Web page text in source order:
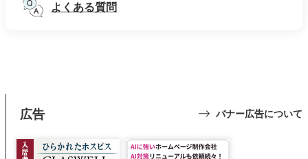
よくある質問
広告 バナー広告について